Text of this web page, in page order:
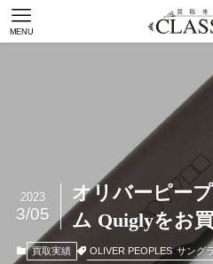
MENU
オリバーピー
ム Quiglyをお
2023
3/05
買取実績 OLIVER PEOPLES サング